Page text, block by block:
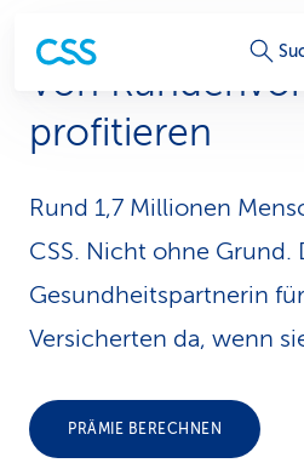
S
e
v
i
c
e
L
Von
profitieren
Rund 1,7 Millionen
CSS. Nicht ohne Grund.
Gesundheitspartnerin
Versicherten da, wenn
PRÄMIE BERECHNEN